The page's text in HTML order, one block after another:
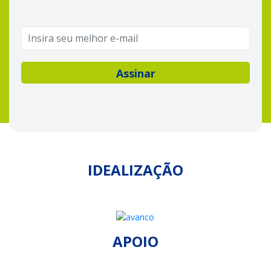
IDEALIZAÇÃO
APOIO